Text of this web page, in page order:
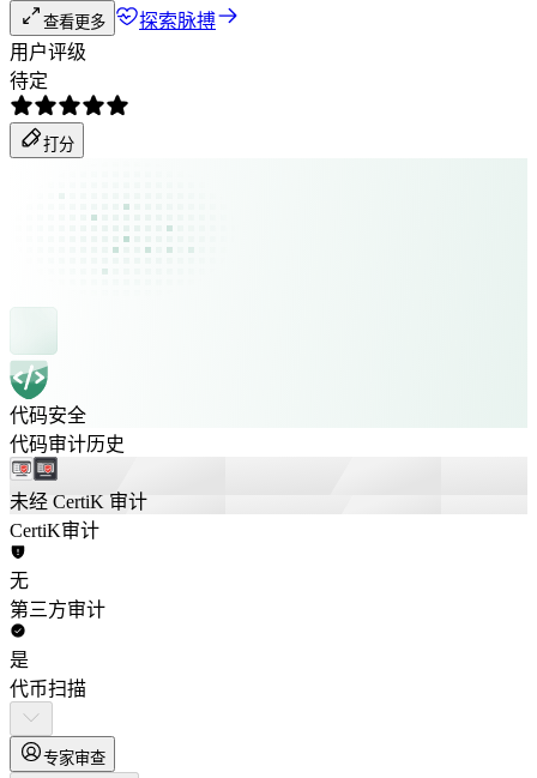
查看更多
探索脉搏
用户评级
待定
打分
代码安全
代码审计历史
未经 CertiK 审计
CertiK审计
无
第三方审计
是
代币扫描
专家审查